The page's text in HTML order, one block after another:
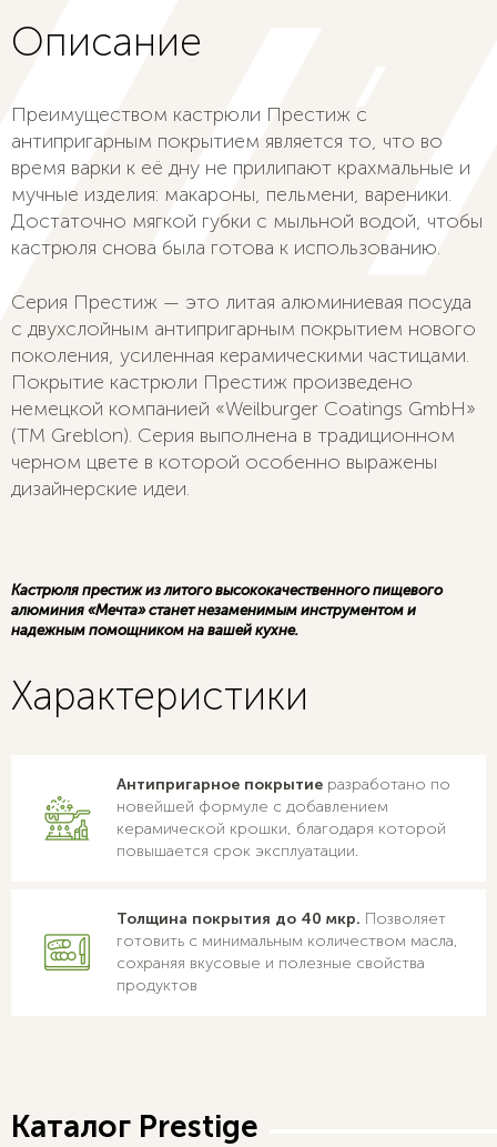
Описание
Преимуществом кастрюли Престиж с
антипригарным покрытием является то, что во
время варки к её дну не прилипают крахмальные и
мучные изделия: макароны, пельмени, вареники.
Достаточно мягкой губки с мыльной водой, чтобы
кастрюля снова была готова к использованию.
Серия Престиж — это литая алюминиевая посуда
с двухслойным антипригарным покрытием нового
поколения, усиленная керамическими частицами.
Покрытие кастрюли Престиж произведено
немецкой компанией «Weilburger Coatings GmbH»
(ТМ Greblon). Серия выполнена в традиционном
черном цвете в которой особенно выражены
дизайнерские идеи.
Кастрюля престиж из литого высококачественного пищевого
алюминия «Мечта» станет незаменимым инструментом и
надежным помощником на вашей кухне.
Характеристики
Антипригарное покрытие разработано по
новейшей формуле с добавлением
керамической крошки, благодаря которой
повышается срок эксплуатации.
Толщина покрытия до 40 мкр. Позволяет
готовить с минимальным количеством масла,
сохраняя вкусовые и полезные свойства
продуктов
Каталог Prestige